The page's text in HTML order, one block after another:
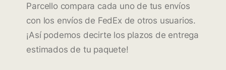
Parcello compara cada uno de tus envíos
con los envíos de FedEx de otros usuarios.
¡Así podemos decirte los plazos de entrega
estimados de tu paquete!